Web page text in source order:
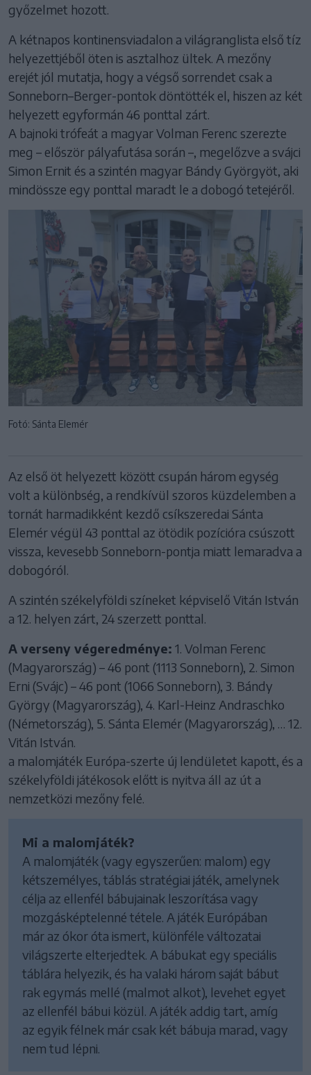
győzelmet hozott.
A kétnapos kontinensviadalon a világranglista első tíz
helyezettjéből öten is asztalhoz ültek. A mezőny
erejét jól mutatja, hogy a végső sorrendet csak a
Sonneborn–Berger-pontok döntötték el, hiszen az két
helyezett egyformán 46 ponttal zárt.
A bajnoki trófeát a magyar Volman Ferenc szerezte
meg – először pályafutása során –, megelőzve a svájci
Simon Ernit és a szintén magyar Bándy Györgyöt, aki
mindössze egy ponttal maradt le a dobogó tetejéről.
Fotó: Sánta Elemér
Az első öt helyezett között csupán három egység
volt a különbség, a rendkívül szoros küzdelemben a
tornát harmadikként kezdő csíkszeredai Sánta
Elemér végül 43 ponttal az ötödik pozícióra csúszott
vissza, kevesebb Sonneborn-pontja miatt lemaradva a
dobogóról.
A szintén székelyföldi színeket képviselő Vitán István
a 12. helyen zárt, 24 szerzett ponttal.
A verseny végeredménye: 1. Volman Ferenc
(Magyarország) – 46 pont (1113 Sonneborn), 2. Simon
Erni (Svájc) – 46 pont (1066 Sonneborn), 3. Bándy
György (Magyarország), 4. Karl-Heinz Andraschko
(Németország), 5. Sánta Elemér (Magyarország), … 12.
Vitán István.
a malomjáték Európa-szerte új lendületet kapott, és a
székelyföldi játékosok előtt is nyitva áll az út a
nemzetközi mezőny felé.
Mi a malomjáték?
A malomjáték (vagy egyszerűen: malom) egy
kétszemélyes, táblás stratégiai játék, amelynek
célja az ellenfél bábujainak leszorítása vagy
mozgásképtelenné tétele. A játék Európában
már az ókor óta ismert, különféle változatai
világszerte elterjedtek. A bábukat egy speciális
táblára helyezik, és ha valaki három saját bábut
rak egymás mellé (malmot alkot), levehet egyet
az ellenfél bábui közül. A játék addig tart, amíg
az egyik félnek már csak két bábuja marad, vagy
nem tud lépni.